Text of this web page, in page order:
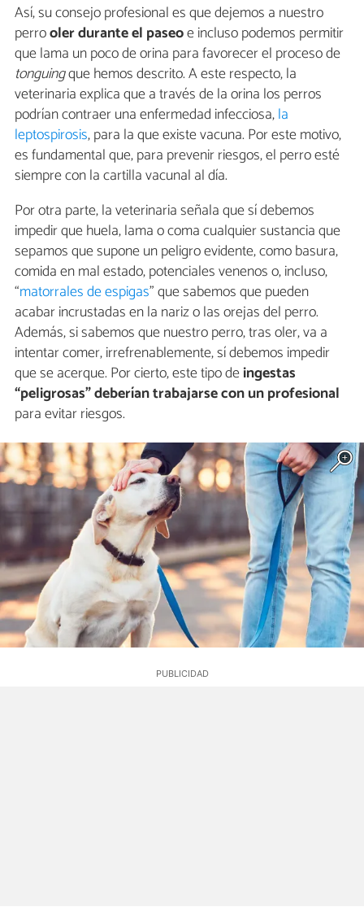
Así, su consejo profesional es que dejemos a nuestro
perrooler durante el paseoe incluso podemos permitir
que lama un poco de orina para favorecer el proceso de
tonguingque hemos descrito. A este respecto, la
veterinaria explica que a través de la orina los perros
podrían contraer una enfermedad infecciosa,la
leptospirosis, para la que existe vacuna. Por este motivo,
es fundamental que, para prevenir riesgos, el perro esté
siempre con la cartilla vacunal al día.
Por otra parte, la veterinaria señala que sí debemos
impedir que huela, lama o coma cualquier sustancia que
sepamos que supone un peligro evidente, como basura,
comida en mal estado, potenciales venenos o, incluso,
“matorrales de espigas” que sabemos que pueden
acabar incrustadas en la nariz o las orejas del perro.
Además, si sabemos que nuestro perro, tras oler, va a
intentar comer, irrefrenablemente, sí debemos impedir
que se acerque. Por cierto, este tipo deingestas
“peligrosas” deberían trabajarse con un profesional
para evitar riesgos.